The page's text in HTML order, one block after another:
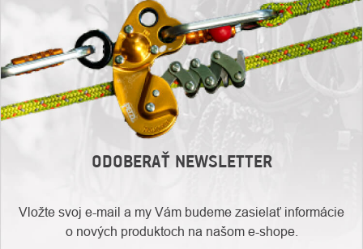
ODOBERAŤ NEWSLETTER
Vložte svoj e-mail a my Vám budeme zasielať informácie
o nových produktoch na našom e-shope.